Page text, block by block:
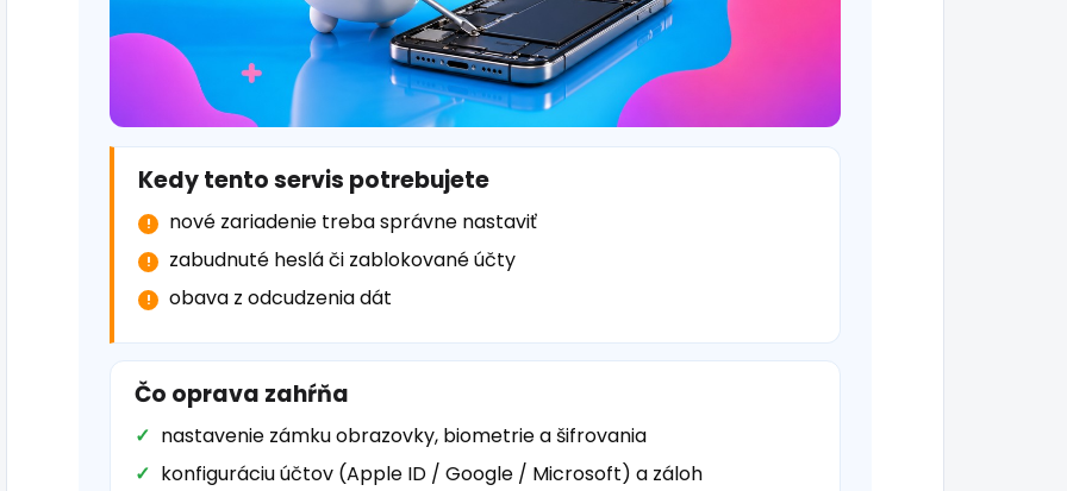
Kedy tento servis potrebujete
nové zariadenie treba správne nastaviť
zabudnuté heslá či zablokované účty
obava z odcudzenia dát
Čo oprava zahŕňa
nastavenie zámku obrazovky, biometrie a šifrovania
konfiguráciu účtov (Apple ID / Google / Microsoft) a záloh